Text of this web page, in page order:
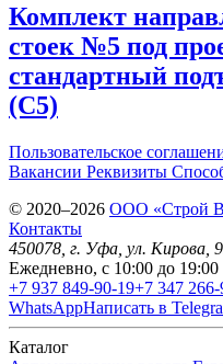
Комплект
стоек №5 под
стандартный
(С5)
Пользовательское
Вакансии Реквизиты
© 2020–2026 OOO «Строй
Контакты
450078 , г. Уфа ул. Кирова,
Ежедневно, с 10:00 до 19:00
+7 937 849-90-19+7 347
WhatsAppНаписать в
Каталог